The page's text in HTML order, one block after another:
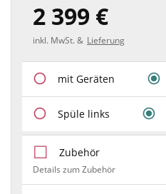
2 399 €
inkl. MwSt. & Lieferung
mit Geräten
Spüle links
Zubehör
Details zum Zubehör